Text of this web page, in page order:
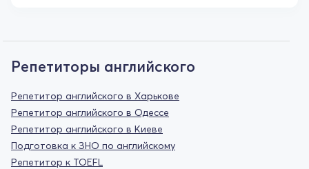
Репетиторы английского
Репетитор английского в Харькове
Репетитор английского в Одессе
Репетитор английского в Киеве
Подготовка к ЗНО по английскому
Репетитор к TOEFL